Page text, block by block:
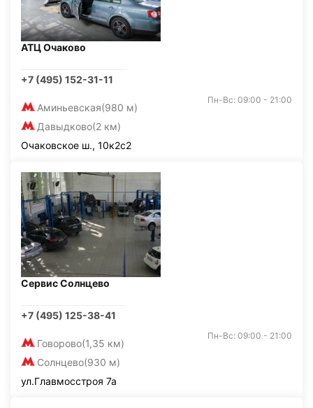
АТЦ Очаково
+7 (495) 152-31-11
Аминьевская(980 м)
Давыдково(2 км)
Пн-Вс: 09:00 - 21:00
Очаковское ш., 10к2с2
Сервис Солнцево
+7 (495) 125-38-41
Говорово(1,35 км)
Солнцево(930 м)
Пн-Вс: 09:00 - 21:00
ул.Главмосстроя 7а